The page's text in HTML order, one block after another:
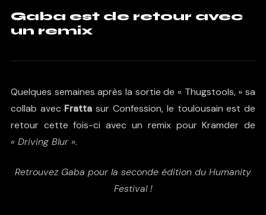
Gaba est de retour avec
un remix
Quelques semaines après la sortie de « Thugstools, » sa
collab avec Fratta sur Confession, le toulousain est de
retour cette fois-ci avec un remix pour Kramder de
« Driving Blur ».
Retrouvez Gaba pour la seconde édition du Humanity
Festival !